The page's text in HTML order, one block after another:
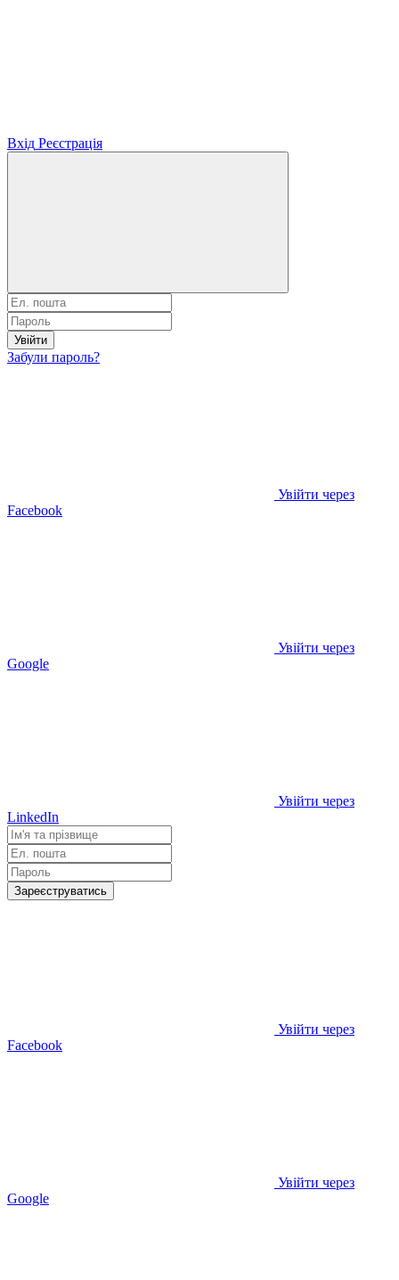
Вхід Реєстрація
Увійти
Забули пароль?
Увійти через
Facebook
Увійти через
Google
Увійти через
LinkedIn
Зареєструватись
Увійти через
Facebook
Увійти через
Google